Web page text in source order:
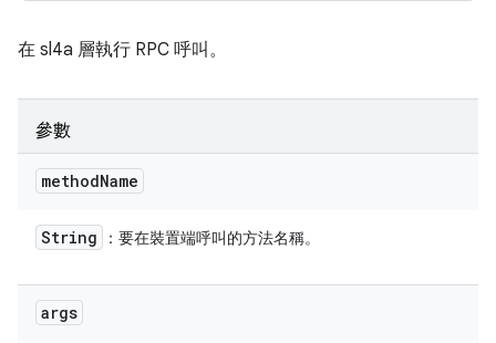
在 sl4a 層執行 RPC 呼叫。
參數
methodName
String ：要在裝置端呼叫的方法名稱。
args